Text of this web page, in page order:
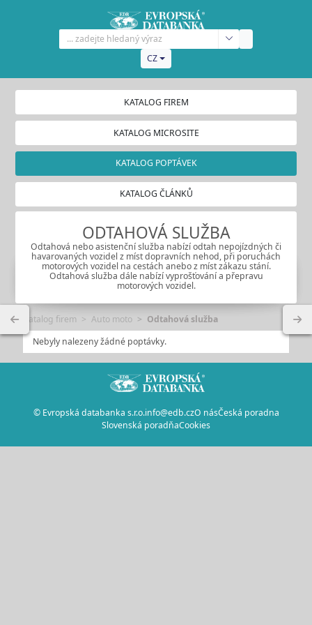
CZ
KATALOG FIREM
KATALOG MICROSITE
KATALOG POPTÁVEK
KATALOG ČLÁNKŮ
ODTAHOVÁ SLUŽBA
Odtahová nebo asistenční služba nabízí odtah nepojízdných či
havarovaných vozidel z míst dopravních nehod, při poruchách
motorových vozidel na cestách anebo z míst zákazu stání.
Odtahová služba dále nabízí vyprošťování a přepravu
motorových vozidel.
Katalog firem Auto moto
Odtahová služba
Nebyly nalezeny žádné poptávky.
© Evropská databanka s.r.o.info@edb.czO násČeská poradna
Slovenská poradňaCookies